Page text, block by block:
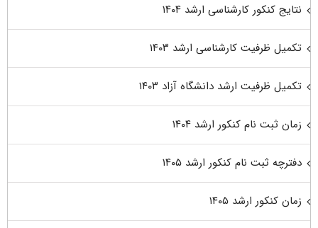
نتایج کنکور کارشناسی ارشد ۱۴۰۴
تکمیل ظرفیت کارشناسی ارشد ۱۴۰۳
تکمیل ظرفیت ارشد دانشگاه آزاد ۱۴۰۳
زمان ثبت نام کنکور ارشد ۱۴۰۴
دفترچه ثبت نام کنکور ارشد ۱۴۰۵
زمان کنکور ارشد ۱۴۰۵